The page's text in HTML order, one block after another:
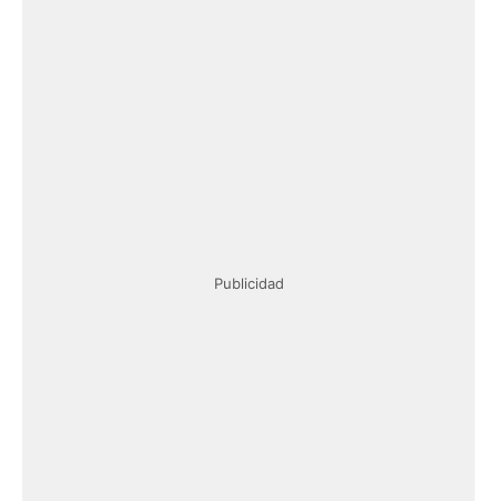
Publicidad